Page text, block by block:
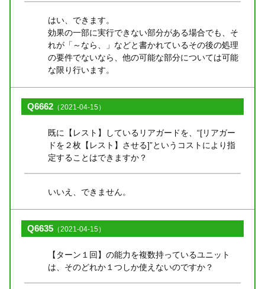
はい、できます。
効果の一部に実行できない部分がある場合でも、そ
れが「～なら、」などと書かれているその後の処理
の要件でないなら、他の可能な部分については可能
な限り行います。
Q6662 （2021-04-15）
既に【レスト】しているリアガードを、“[リアガー
ドを２枚【レスト】させる]”というコストにより指
定することはできますか？
いいえ、できません。
Q6635 （2021-04-15）
【ターン１回】の能力を複数持っているユニット
は、そのどれか１つしか使えないのですか？